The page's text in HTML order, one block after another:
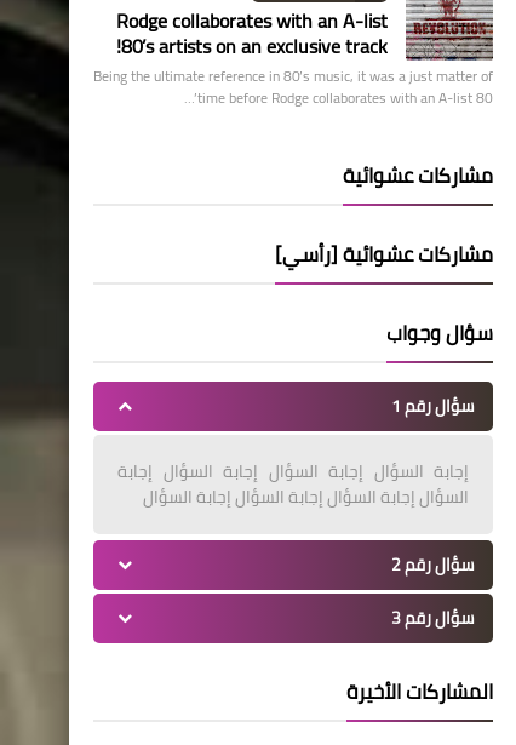
Rodge collaborates with an A-list
80’s artists on an exclusive track!
Being the ultimate reference in 80’s music, it was a just matter of
time before Rodge collaborates with an A-list 80’…
مشاركات عشوائية
مشاركات عشوائية [رأسي]
سؤال وجواب
سؤال رقم 1
إجابة السؤال إجابة السؤال إجابة السؤال إجابة
السؤال إجابة السؤال إجابة السؤال إجابة السؤال
سؤال رقم 2
سؤال رقم 3
المشاركات الأخيرة